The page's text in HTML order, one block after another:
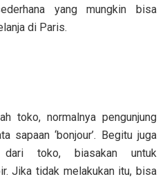
yang mungkin bisa
di Paris.
toko, normalnya pengunjung
sapaan ‘bonjour’. Begitu juga
toko, biasakan untuk
Jika tidak melakukan itu, bisa